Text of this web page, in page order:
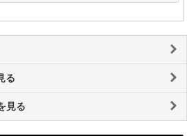
る
見る